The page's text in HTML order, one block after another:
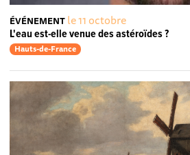
ÉVÉNEMENT le 11 octobre
L'eau est-elle venue des astéroïdes ?
Hauts-de-France